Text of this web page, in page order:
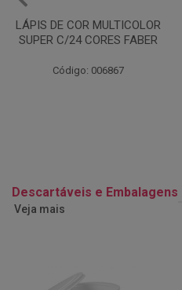
Caneta esferográfica 1.6mm
Cristal Intenso
Código: 028987
Descartáveis e Embalagens
Veja mais